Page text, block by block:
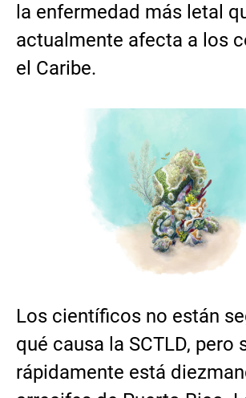
la enfermedad más letal
actualmente afecta a los
el Caribe.
Los científicos no están
qué causa la SCTLD, pero
rápidamente está